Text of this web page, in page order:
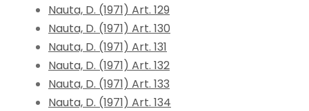
Nauta, D. (1971) Art. 129
Nauta, D. (1971) Art. 130
Nauta, D. (1971) Art. 131
Nauta, D. (1971) Art. 132
Nauta, D. (1971) Art. 133
Nauta, D. (1971) Art. 134